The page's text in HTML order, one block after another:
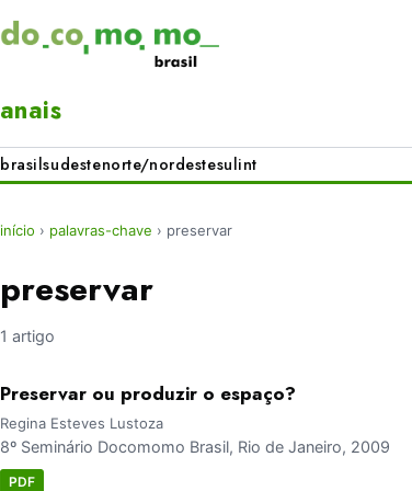
anais
brasilsudestenorte/nordestesulint
início › palavras-chave › preservar
preservar
1 artigo
Preservar ou produzir o espaço?
Regina Esteves Lustoza
8º Seminário Docomomo Brasil, Rio de Janeiro, 2009
PDF